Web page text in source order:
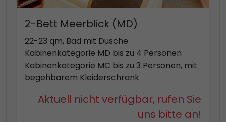
2-Bett Meerblick (MD)
22-23 qm, Bad mit Dusche
Kabinenkategorie MD bis zu 4 Personen
Kabinenkategorie MC bis zu 3 Personen, mit
begehbarem Kleiderschrank
Aktuell nicht verfügbar, rufen Sie
uns bitte an!